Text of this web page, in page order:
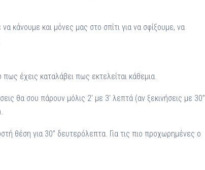
κάνουμε και μόνες μας στο σπίτι για να σφίξουμε, να
έχεις καταλάβει πως εκτελείται κάθεμια.
θα σου πάρουν μόλις 2′ με 3′ λεπτά (αν ξεκινήσεις με 30”
θέση για 30” δευτερόλεπτα. Για τις πιο προχωρημένες ο